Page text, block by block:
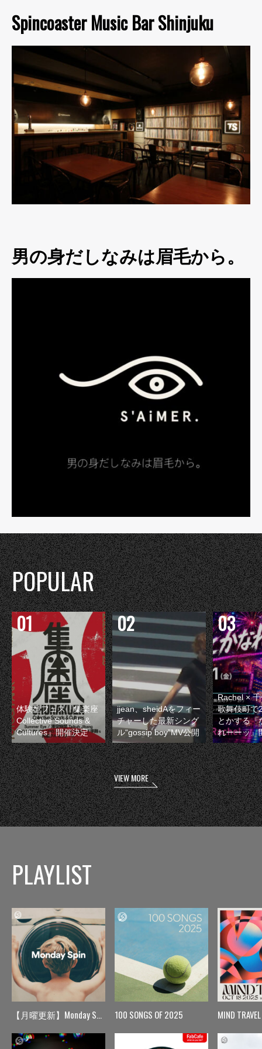
Spincoaster Music Bar Shinjuku
男の身だしなみは眉毛から。
POPULAR
体験型フェス『集楽座
Collective Sounds &
Cultures』開催決定
jjean、sheidAをフィー
チャーした最新シング
ル“gossip boy”MV公開
Rachel ×
歌舞伎町で
とかする『
れーーッ』
VIEW MORE
PLAYLIST
【月曜更新】Monday Spin 100 SONGS OF 2025 MIND TRAVEL